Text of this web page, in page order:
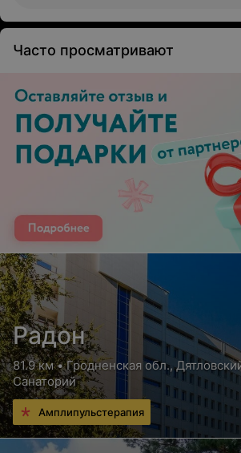
Часто просматривают
Радон
81.9 км • Гродненская обл.,
Санаторий
Амплипульстерапия